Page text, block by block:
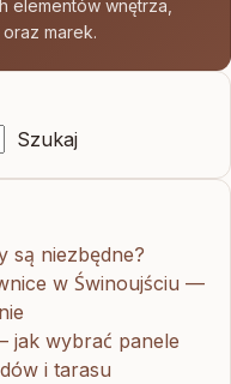
elementów wnętrza,
marek.
Szukaj
są niezbędne?
w Świnoujściu —
jak wybrać panele
i tarasu